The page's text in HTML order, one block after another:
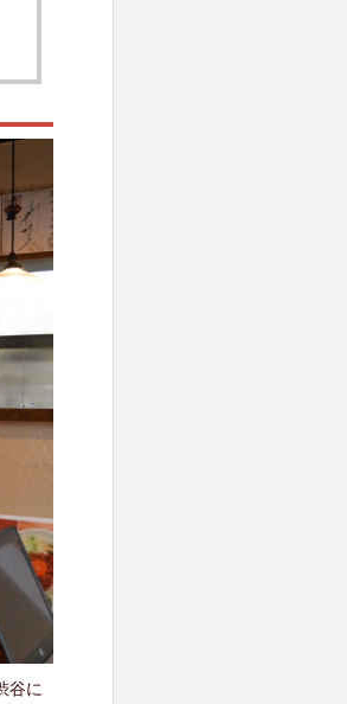
谷に